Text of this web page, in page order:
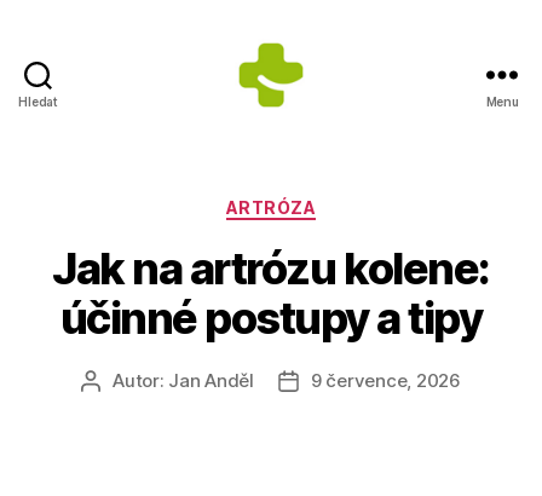
Hledat
Anděla
Menu
Rubriky
ARTRÓZA
Jak na artrózu kolene:
účinné postupy a tipy
AutorAutor: Jan Anděl
Datum
9 července, 2026